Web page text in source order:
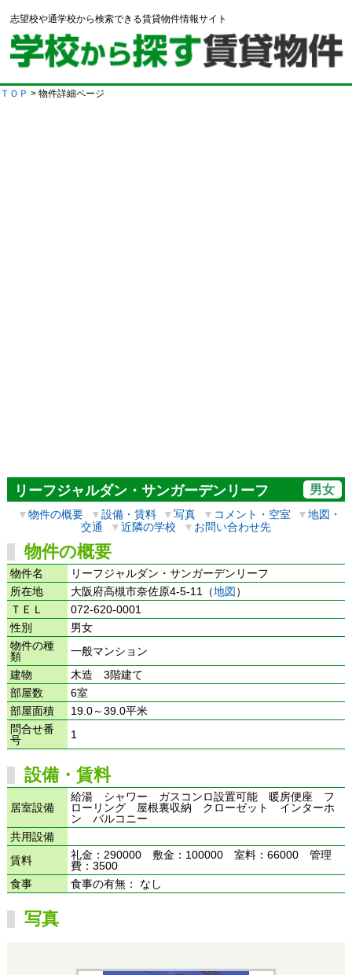
志望校や通学校から検索できる賃貸物件情報サイト
ＴＯＰ > 物件詳細ページ
リーフジャルダン・サンガーデンリーフ 男女
▼物件の概要 ▼設備・賃料 ▼写真 ▼ コメント・空室 ▼地図・
交通
▼近隣の学校 ▼ お問い合わせ先
物件の概要
物件名
リーフジャルダン・サンガーデンリーフ
所在地
大阪府高槻市奈佐原4-5-11（地図 ）
ＴＥＬ
072-620-0001
性別
男女
物件の種
類
一般マンション
建物
木造 3階建て
部屋数
6室
部屋面積
19.0～39.0平米
問合せ番
号
1
設備・賃料
居室設備
給湯 シャワー ガスコンロ設置可能 暖房便座 フ
ローリング 屋根裏収納 クローゼット インターホ
ン バルコニー
共用設備
賃料
礼金：290000 敷金：100000 室料：66000 管理
費：3500
食事
食事の有無： なし
写真